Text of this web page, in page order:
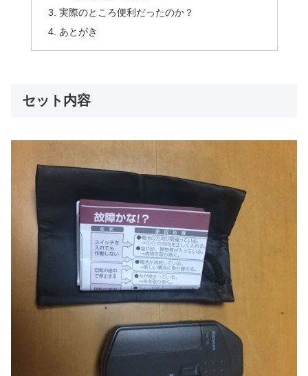
実際のところ便利だったのか？
あとがき
セット内容